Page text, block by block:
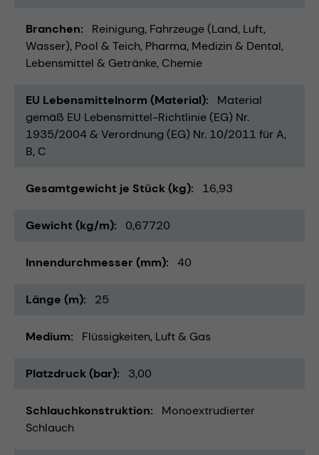
Branchen Reinigung Fahrzeuge (Land, Luft,
Wasser) Pool & Teich Pharma Medizin & Dental
Lebensmittel & Getränke Chemie
EU Lebensmittelnorm (Material)
Material
gemäß EU Lebensmittel-Richtlinie (EG) Nr.
1935/2004 & Verordnung (EG) Nr. 10/2011 für A,
B, C
Gesamtgewicht je Stück (kg) 16,93
Gewicht (kg/m) 0,67720
Innendurchmesser (mm) 40
Länge (m) 25
Medium Flüssigkeiten Luft & Gas
Platzdruck (bar) 3,00
Schlauchkonstruktion
Monoextrudierter
Schlauch